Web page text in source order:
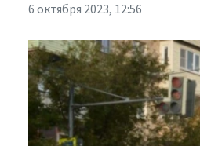
6 октября 2023, 12:56